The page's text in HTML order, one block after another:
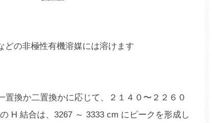
どの非極性有機溶媒には溶けます
置換か二置換かに応じて、２１４０〜２２６０
H 結合は、3267 ～ 3333 cm にピークを形成し